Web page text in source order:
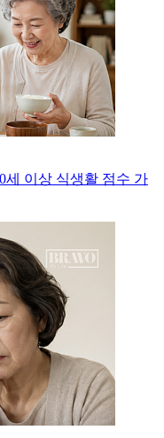
세 이상 식생활 점수 가